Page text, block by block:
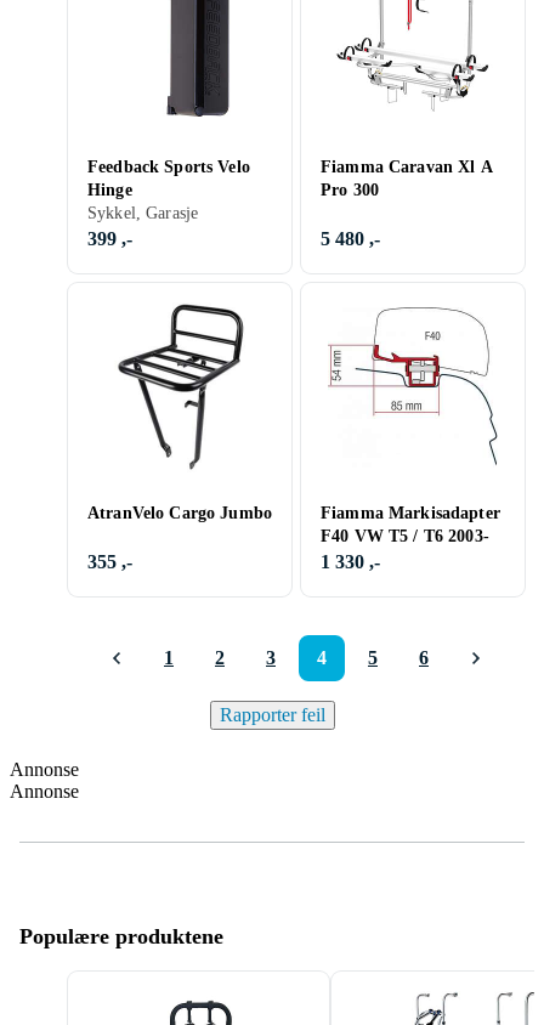
Feedback Sports Velo
Hinge
Sykkel, Garasje
399 ,-
Fiamma Caravan Xl A
Pro 300
5 480 ,-
AtranVelo Cargo Jumbo
355 ,-
Fiamma Markisadapter
F40 VW T5 / T6 2003-
1 330 ,-
1 2 3 4 5 6
Rapporter feil
Annonse
Annonse
Populære produktene